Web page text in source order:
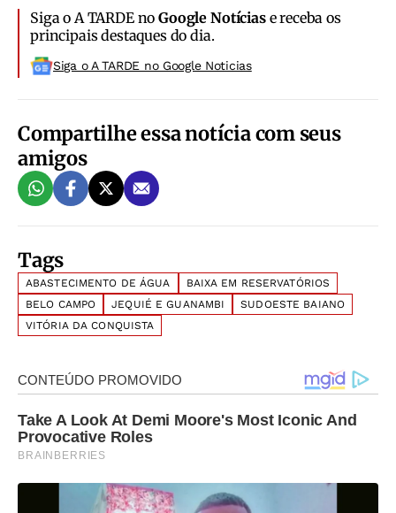
Siga o A TARDE noGoogle Notíciase receba os
principais destaques do dia.
Siga o A TARDE no Google Noticias
Compartilhe essa notícia com seus
amigos
Tags
ABASTECIMENTO DE ÁGUA
BAIXA EM RESERVATÓRIOS
BELO CAMPO
JEQUIÉ E GUANAMBI
SUDOESTE BAIANO
VITÓRIA DA CONQUISTA